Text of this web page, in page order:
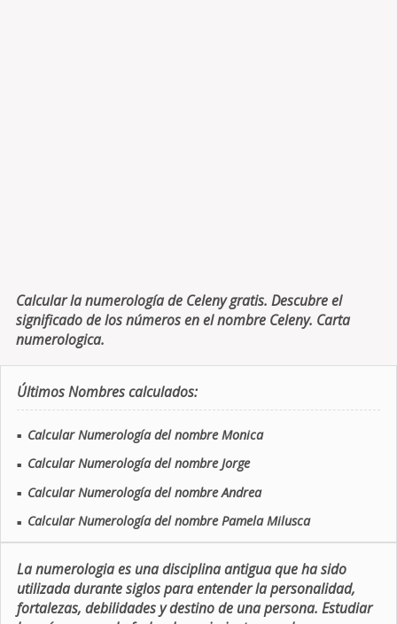
Calcular la numerología de Celeny gratis. Descubre el
significado de los números en el nombre Celeny. Carta
numerologica.
Últimos Nombres calculados:
■ Calcular Numerología del nombre Monica
■ Calcular Numerología del nombre Jorge
■ Calcular Numerología del nombre Andrea
■ Calcular Numerología del nombre Pamela Milusca
La numerologia es una disciplina antigua que ha sido
utilizada durante siglos para entender la personalidad,
fortalezas, debilidades y destino de una persona. Estudiar